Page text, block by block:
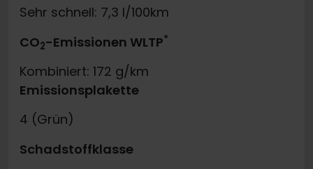
Sehr schnell: 7,3 l/100km
CO2-Emissionen WLTP*
Kombiniert: 172 g/km
Emissionsplakette
4 (Grün)
Schadstoffklasse